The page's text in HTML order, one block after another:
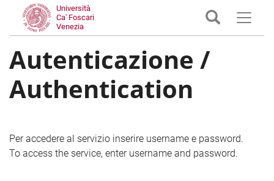
Università
Ca' Foscari
Venezia
Autenticazione /
Authentication
Per accedere al servizio inserire username e password.
To access the service, enter username and password.